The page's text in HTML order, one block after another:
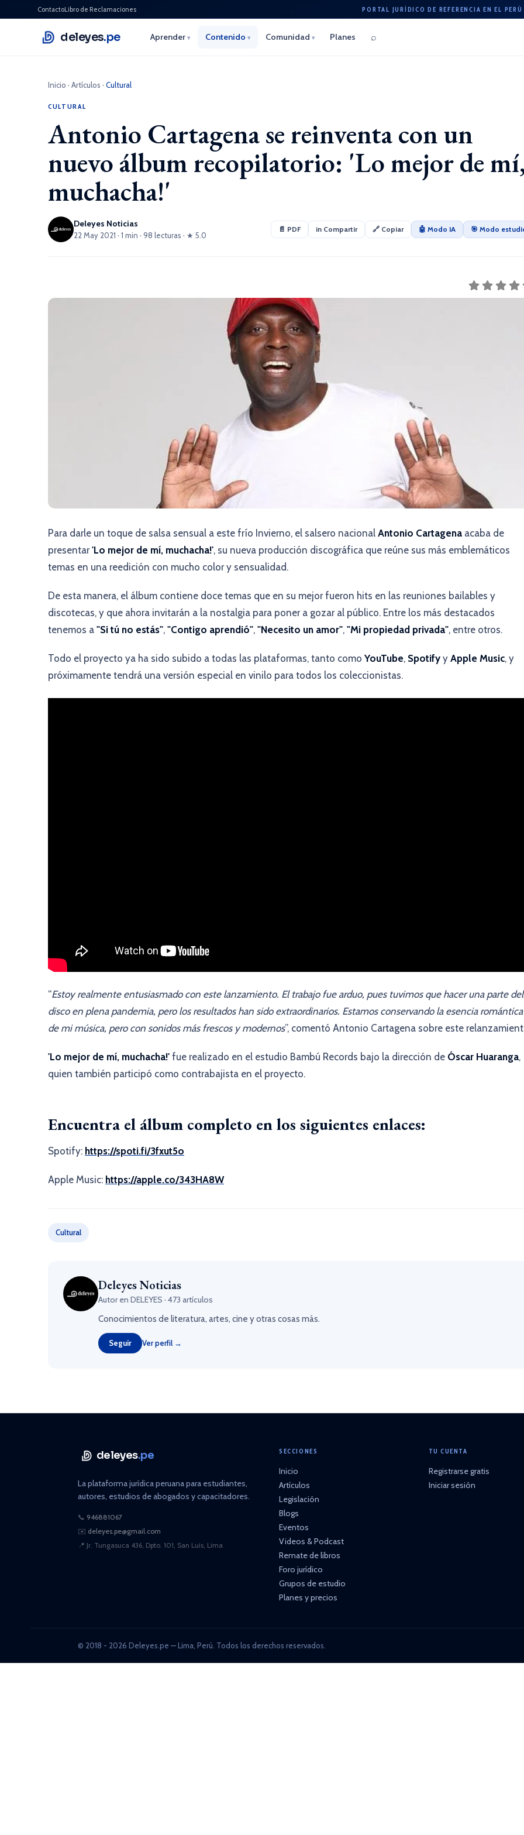
ContactoLibro de Reclamaciones PORTAL JURÍDICO DE REFERENCIA EN EL PERÚ
deleyes.pe Aprender ▾ Contenido ▾ Comunidad ▾ Planes ⌕
Inicio · Artículos · Cultural
CULTURAL
Antonio Cartagena se reinventa con un
nuevo álbum recopilatorio: 'Lo mejor de
muchacha!'
Deleyes Noticias
22 May 2021 · 1 min · 98 lecturas · ★ 5.0
📄 PDF in Compartir 🔗 Copiar 🤖 Modo IA 🎯 Modo
Para darle un toque de salsa sensual a este frío Invierno, el salsero nacional Antonio Cartagena acaba de
presentar'Lo mejor de mí, muchacha!', su nueva producción discográfica que reúne sus más emblemáticos
temas en una reedición con mucho color y sensualidad.
De esta manera, el álbum contiene doce temas que en su mejor fueron hits en las reuniones bailables y
discotecas, y que ahora invitarán a la nostalgia para poner a gozar al público. Entre los más destacados
tenemos a "Si tú no estás", "Contigo aprendió", "Necesito un amor", "Mi propiedad privada", entre otros.
Todo el proyecto ya ha sido subido a todas las plataformas, tanto como YouTube, Spotify y Apple Music, y
próximamente tendrá una versión especial en vinilo para todos los coleccionistas.
“Estoy realmente entusiasmado con este lanzamiento. El trabajo fue arduo, pues tuvimos que hacer una parte del
disco en plena pandemia, pero los resultados han sido extraordinarios. Estamos conservando la esencia romántica
de mi música, pero con sonidos más frescos y modernos”, comentó Antonio Cartagena sobre este
'Lo mejor de mí, muchacha!' fue realizado en el estudio Bambú Records bajo la dirección de Óscar Huaranga,
quien también participó como contrabajista en el proyecto.
Encuentra el álbum completo en los siguientes enlaces:
Spotify: https://spoti.fi/3fxut5o
Apple Music: https://apple.co/343HA8W
Cultural
Deleyes Noticias
Autor en DELEYES · 473 artículos
Conocimientos de literatura, artes, cine y otras cosas más.
Seguir Ver perfil →
deleyes.pe
La plataforma jurídica peruana para estudiantes,
autores, estudios de abogados y capacitadores.
📞 946881067
✉️ deleyes.pe@gmail.com
📍 Jr. Tungasuca 436, Dpto. 101, San Luis, Lima
SECCIONES
Inicio
Artículos
Legislación
Blogs
Eventos
Videos & Podcast
Remate de libros
Foro jurídico
Grupos de estudio
Planes y precios
TU CUENTA
Registrarse gratis
Iniciar sesión
© 2018 - 2026 Deleyes.pe — Lima, Perú. Todos los derechos reservados.